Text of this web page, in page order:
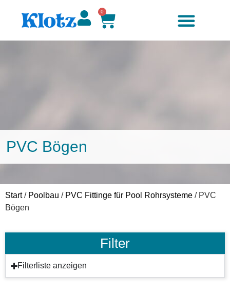
0
PVC Bögen
Start/ Poolbau / PVC Fittinge für Pool Rohrsysteme / PVC
Bögen
Filter
Filterliste anzeigen